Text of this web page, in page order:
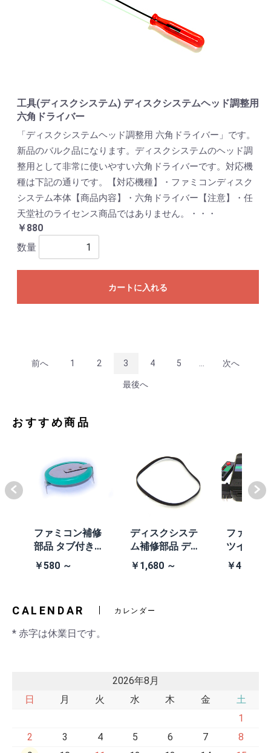
工具(ディスクシステム) ディスクシステムヘッド調整用
六角ドライバー
「ディスクシステムヘッド調整用 六角ドライバー」です。
新品のバルク品になります。ディスクシステムのヘッド調
整用として非常に使いやすい六角ドライバーです。対応機
種は下記の通りです。【対応機種】・ファミコンディスク
システム本体【商品内容】・六角ドライバー【注意】・任
天堂社のライセンス商品ではありません。・・・
￥880
数量
カートに入れる
前へ 1 2 3 4 5 次へ
最後へ
おすすめ商品
ファミコン補修
部品 タブ付きコ
イン電池(CR203
2)
￥580 ～
ディスクシステ
ム補修部品 ディ
スクシステム用
交換ベルト
￥1,680 ～
ファミコ
ツインフ
ン本体
黒・連射
￥41,980
CALENDAR カレンダー
* 赤字は休業日です。
2026年8月
日
月 火 水 木 金
土
1
2
3 4 5 6 7
8